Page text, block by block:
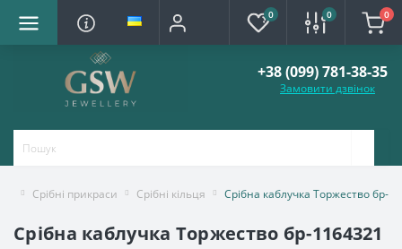
0 0 0
+38 (099) 781-38-35
Замовити дзвінок
Срібні прикраси Срібні кільця Срібна каблучка Торжество бр-
Срібна каблучка Торжество бр-1164321